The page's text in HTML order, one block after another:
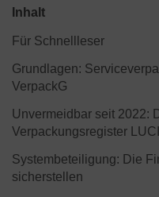
Inhalt
Für Schnellleser
Grundlagen:
VerpackG
Unvermeidbar seit 2022:
Verpackungsregister
Systembeteiligung: Die
sicherstellen